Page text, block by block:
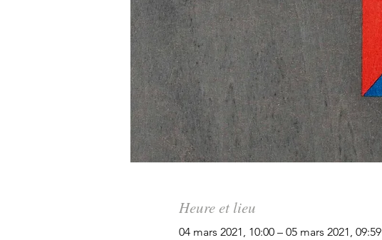
Heure et lieu
04 mars 2021, 10:00 – 05 mars 2021, 09:59